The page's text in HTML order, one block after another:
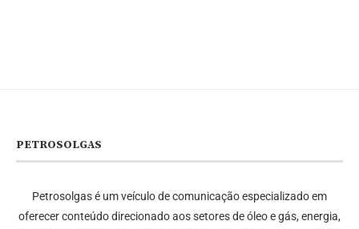
PETROSOLGAS
Petrosolgas é um veículo de comunicação especializado em
oferecer conteúdo direcionado aos setores de óleo e gás, energia,